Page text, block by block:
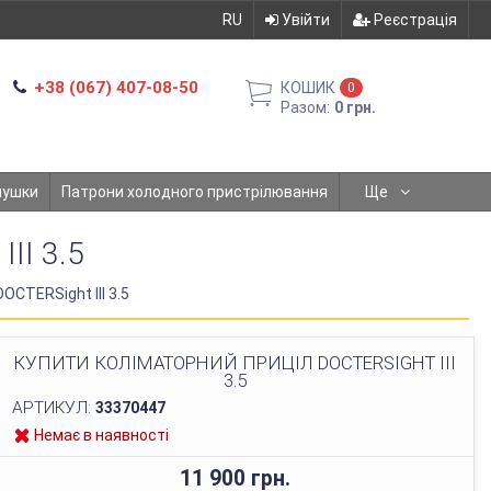
RU Увійти Реєстрація
+38 (067) 407-08-50 КОШИК 0
Разом: 0 грн.
Патрони холодного пристрілювання Ще
3.5
III 3.5
КУПИТИ КОЛІМАТОРНИЙ ПРИЦІЛ DOCTERSIGHT III
3.5
АРТИКУЛ: 33370447
Немає в наявності
11 900 грн.